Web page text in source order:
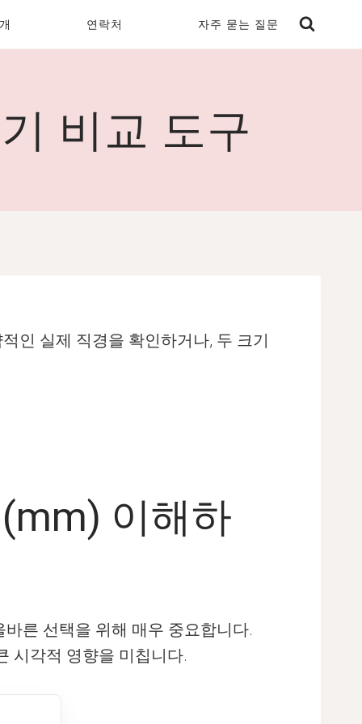
연락처 자주 묻는 질문
비교 도구
인 실제 직경을 확인하거나, 두 크기
이해하
른 선택을 위해 매우 중요합니다.
시각적 영향을 미칩니다.